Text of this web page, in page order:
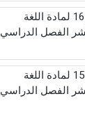
اختبار نهائي نموذج رقم 16 لمادة اللغة
الفصل الدراسي
اختبار نهائي نموذج رقم 15 لمادة اللغة
الفصل الدراسي